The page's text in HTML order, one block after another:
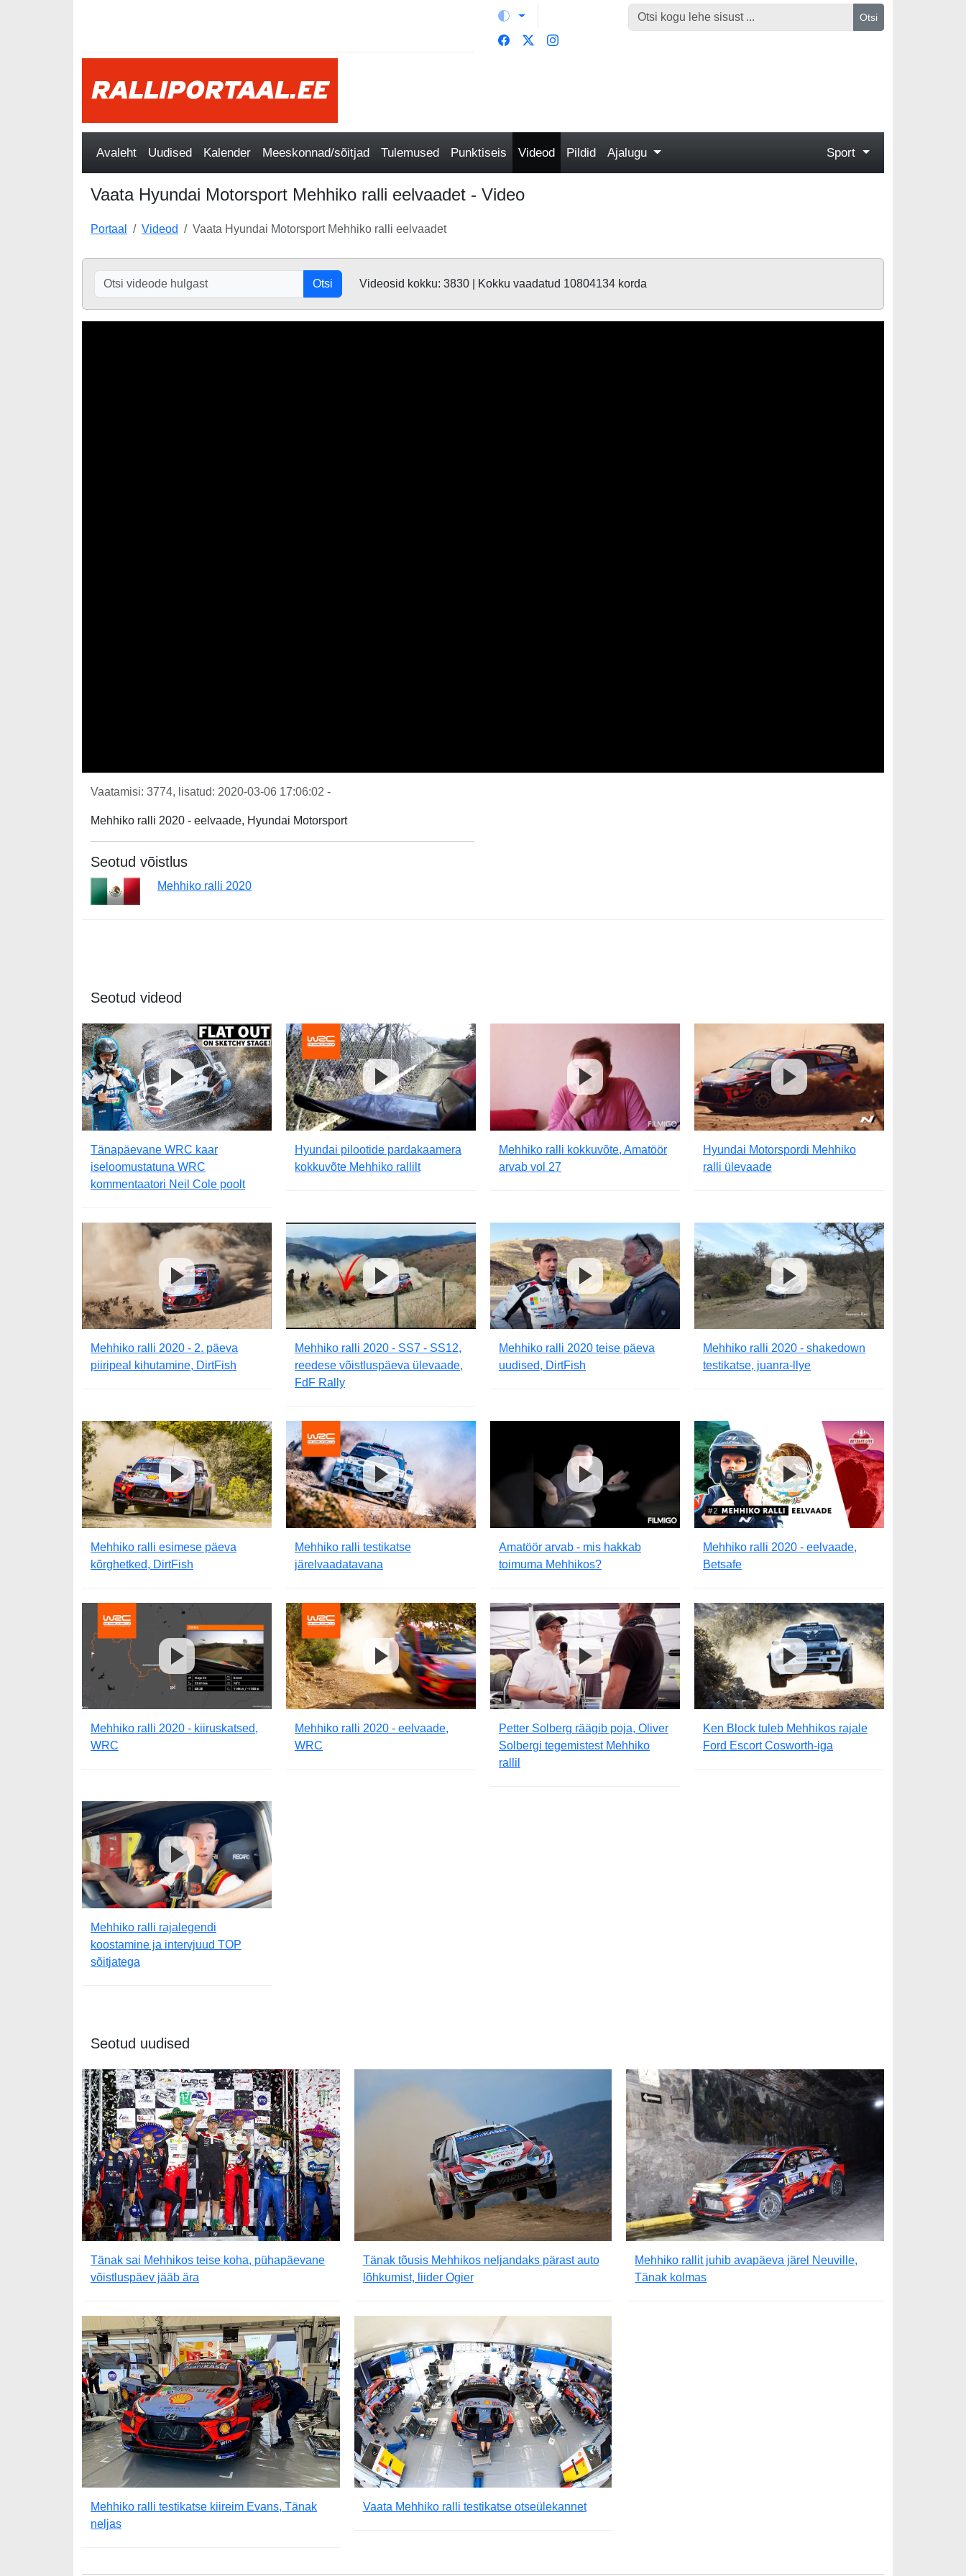
Otsi
Avaleht Uudised Kalender Meeskonnad/sõitjad Tulemused Punktiseis Videod Pildid Ajalugu Sport
Vaata Hyundai Motorsport Mehhiko ralli eelvaadet - Video
Portaal Videod Vaata Hyundai Motorsport Mehhiko ralli eelvaadet
Otsi Videosid kokku: 3830 | Kokku vaadatud 10804134 korda
Vaatamisi: 3774, lisatud: 2020-03-06 17:06:02 -
Mehhiko ralli 2020 - eelvaade, Hyundai Motorsport
Seotud võistlus
Mehhiko ralli 2020
Seotud videod
Tänapäevane WRC kaar
iseloomustatuna WRC
kommentaatori Neil Cole poolt
Hyundai pilootide pardakaamera
kokkuvõte Mehhiko rallilt
Mehhiko ralli kokkuvõte, Amatöör
arvab vol 27
Hyundai Motorspordi Mehhiko
ralli ülevaade
Mehhiko ralli 2020 - 2. päeva
piiripeal kihutamine, DirtFish
Mehhiko ralli 2020 - SS7 - SS12,
reedese võistluspäeva ülevaade,
FdF Rally
Mehhiko ralli 2020 teise päeva
uudised, DirtFish
Mehhiko ralli 2020 - shakedown
testikatse, juanra-llye
Mehhiko ralli esimese päeva
kõrghetked, DirtFish
Mehhiko ralli testikatse
järelvaadatavana
Amatöör arvab - mis hakkab
toimuma Mehhikos?
Mehhiko ralli 2020 - eelvaade,
Betsafe
Mehhiko ralli 2020 - kiiruskatsed,
WRC
Mehhiko ralli 2020 - eelvaade,
WRC
Petter Solberg räägib poja, Oliver
Solbergi tegemistest Mehhiko
rallil
Ken Block tuleb Mehhikos rajale
Ford Escort Cosworth-iga
Mehhiko ralli rajalegendi
koostamine ja intervjuud TOP
sõitjatega
Seotud uudised
Tänak sai Mehhikos teise koha, pühapäevane
võistluspäev jääb ära
Tänak tõusis Mehhikos neljandaks pärast auto
lõhkumist, liider Ogier
Mehhiko rallit juhib avapäeva järel Neuville,
Tänak kolmas
Mehhiko ralli testikatse kiireim Evans, Tänak
neljas
Vaata Mehhiko ralli testikatse otseülekannet